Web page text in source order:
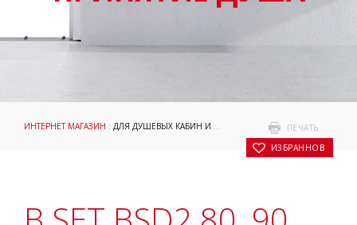
ПЕЧАТЬ
В ИЗБРАННОЕ
ИНТЕРНЕТ МАГАЗИН : ДЛЯ ДУШЕВЫХ КАБИН И ДВЕРЕЙ АКСЕССУАРЫ: B SET